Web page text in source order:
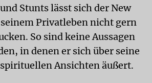
Stunts lässt sich der New
Privat­leben nicht gern
So sind keine Aussagen
in denen er sich über seine
Ansichten äußert.